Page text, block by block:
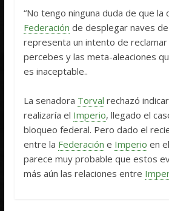
“No tengo ninguna duda de que la
Federación de desplegar naves
representa un intento de
percebes y las meta-aleaciones
es inaceptable..
La senadora Torval rechazó
realizaría el Imperio, llegado el
bloqueo federal. Pero dado el
entre la Federación e Imperio en
parece muy probable que estos
más aún las relaciones entre